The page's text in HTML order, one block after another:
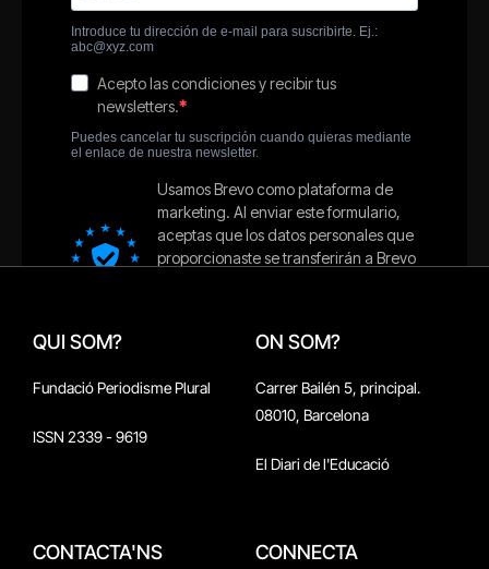
QUI SOM?
Fundació Periodisme Plural
ISSN 2339 - 9619
ON SOM?
Carrer Bailén 5, principal.
08010, Barcelona
El Diari de l'Educació
CONTACTA'NS CONNECTA